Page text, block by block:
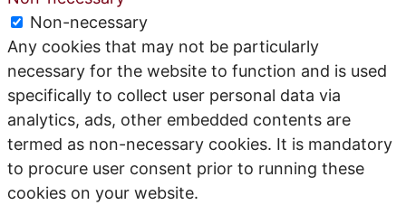
Non-necessary
Any cookies that may not be particularly
necessary for the website to function and is used
specifically to collect user personal data via
analytics, ads, other embedded contents are
termed as non-necessary cookies. It is mandatory
to procure user consent prior to running these
cookies on your website.